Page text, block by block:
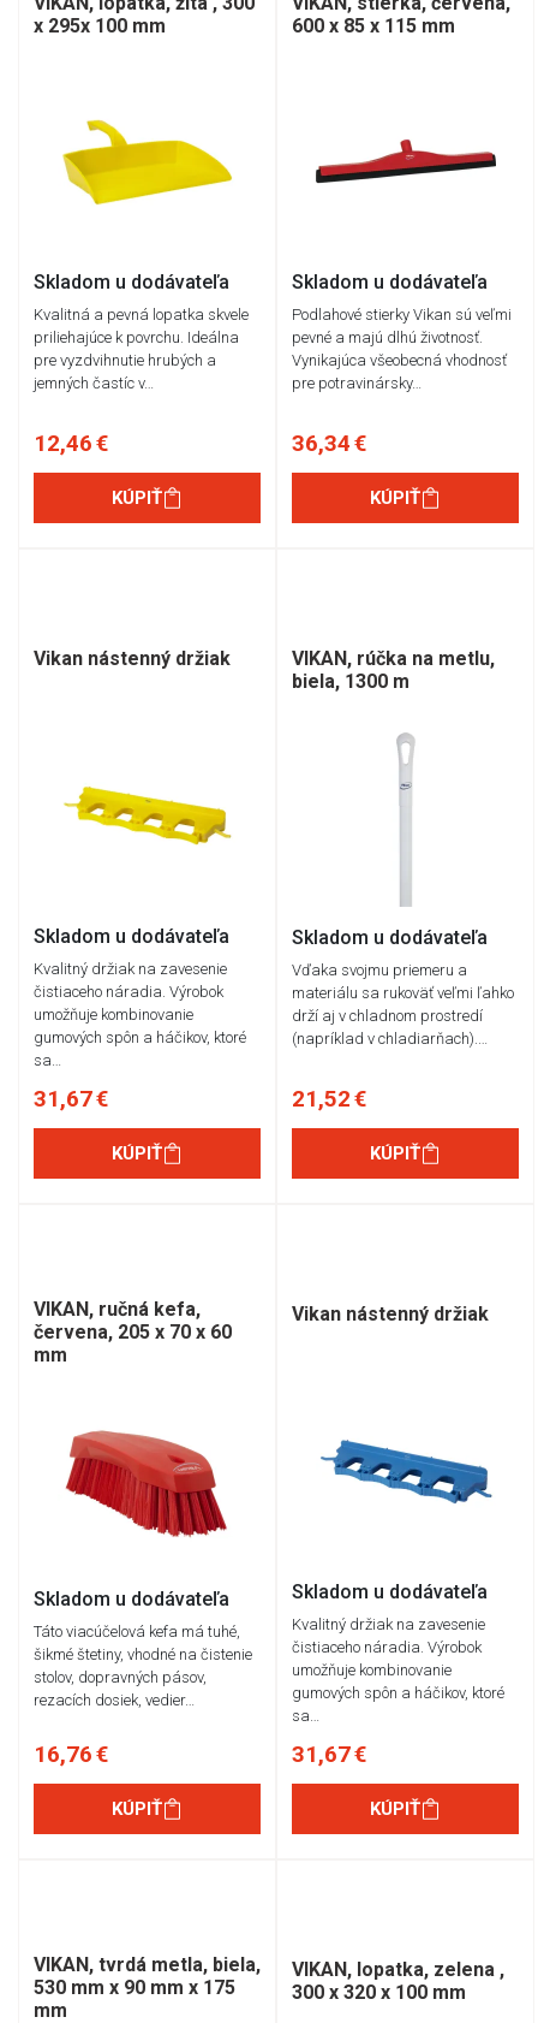
x 295x 100 mm
Skladom u dodávateľa
Kvalitná a pevná lopatka skvele
priliehajúce k povrchu. Ideálna
pre vyzdvihnutie hrubých a
jemných častíc v…
12,46 €
KÚPIŤ
600 x 85 x 115 mm
Skladom u dodávateľa
Podlahové stierky Vikan sú veľmi
pevné a majú dlhú životnosť.
Vynikajúca všeobecná vhodnosť
pre potravinársky…
36,34 €
KÚPIŤ
Vikan nástenný držiak
Skladom u dodávateľa
Kvalitný držiak na zavesenie
čistiaceho náradia. Výrobok
umožňuje kombinovanie
gumových spôn a háčikov, ktoré
sa…
31,67 €
KÚPIŤ
VIKAN, rúčka na metlu,
biela, 1300 m
Skladom u dodávateľa
Vďaka svojmu priemeru a
materiálu sa rukoväť veľmi ľahko
drží aj v chladnom prostredí
(napríklad v chladiarňach).…
21,52 €
KÚPIŤ
VIKAN, ručná kefa,
červena, 205 x 70 x 60
mm
Skladom u dodávateľa
Táto viacúčelová kefa má tuhé,
šikmé štetiny, vhodné na čistenie
stolov, dopravných pásov,
rezacích dosiek, vedier…
16,76 €
KÚPIŤ
Vikan nástenný držiak
Skladom u dodávateľa
Kvalitný držiak na zavesenie
čistiaceho náradia. Výrobok
umožňuje kombinovanie
gumových spôn a háčikov, ktoré
sa…
31,67 €
KÚPIŤ
VIKAN, tvrdá metla, biela,
530 mm x 90 mm x 175
mm
VIKAN, lopatka, zelena ,
300 x 320 x 100 mm